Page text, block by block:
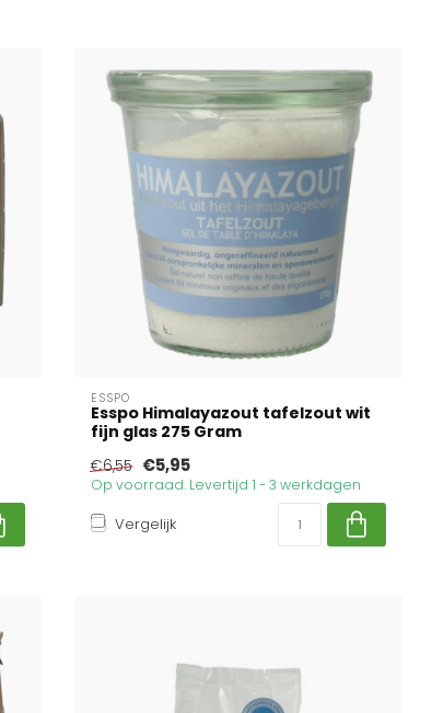
ESSPO
Esspo Himalayazout tafelzout wit
fijn glas 275 Gram
€6,55 €5,95
Op voorraad. Levertijd 1 - 3 werkdagen
Vergelijk